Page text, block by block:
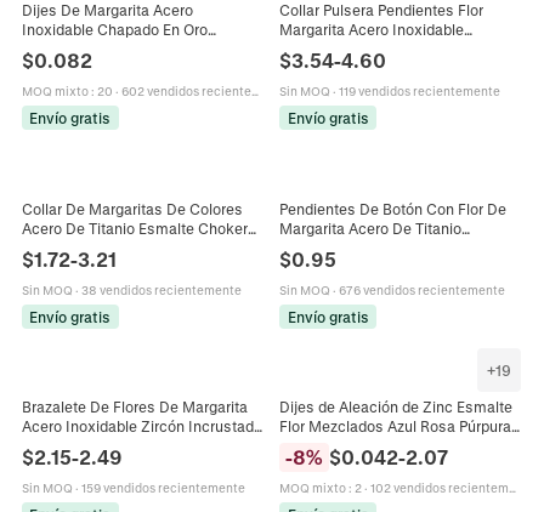
Dijes De Margarita Acero
Inoxidable Chapado En Oro
Esmalte Diminuto Colorido Para
Hacer Joyas DIY Pendientes
$0.082
MOQ mixto: 20 · 602 vendidos recientemente
Envío gratis
Collar Pulsera Pendientes Flor
Margarita Acero Inoxidable
Chapado Oro 18K Esmalte Circón
Joyería Floral Para Mujer
$3.54-4.60
Sin MOQ · 119 vendidos recientemente
Envío gratis
Collar De Margaritas De Colores
Acero De Titanio Esmalte Choker
$1.72-3.21
Sin MOQ · 38 vendidos recientemente
Envío gratis
Pendientes De Botón Con Flor De
Margarita Acero De Titanio
Joyería Floral Para Mujeres
Hombres
$0.95
Sin MOQ · 676 vendidos recientemente
Envío gratis
Brazalete De Flores De Margarita
Acero Inoxidable Zircón Incrustado
Hebilla De Bisagra Joyería Elegante
Para Mujer
$2.15-2.49
Sin MOQ · 159 vendidos recientemente
+19
Dijes de Aleación de Zinc Esmalte
Flor Mezclados Azul Rosa Púrpura
Blanco Floral Margarita Rosa
Colgantes Para DIY Creación de
Joyas Llavero Collar Accesorio
Joyería Mujer Regalos
-8% $0.042-2.07
MOQ mixto: 2· 102 vendidos recientemente